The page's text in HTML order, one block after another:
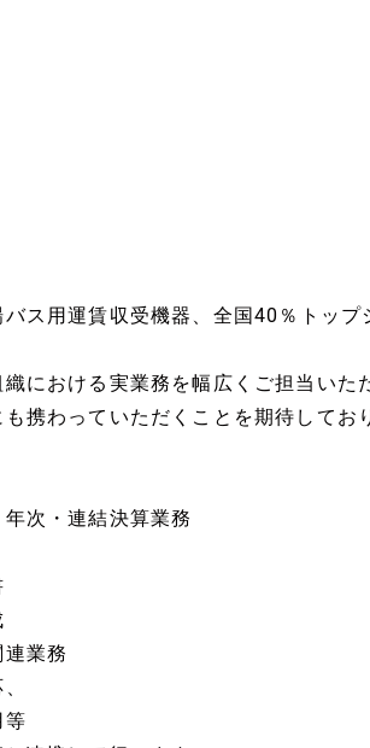
ス用運賃収受機器、全国40％トッ
における実業務を幅広くご担当いた
携わっていただくことを期待してお
年次・連結決算業務
連業務
等